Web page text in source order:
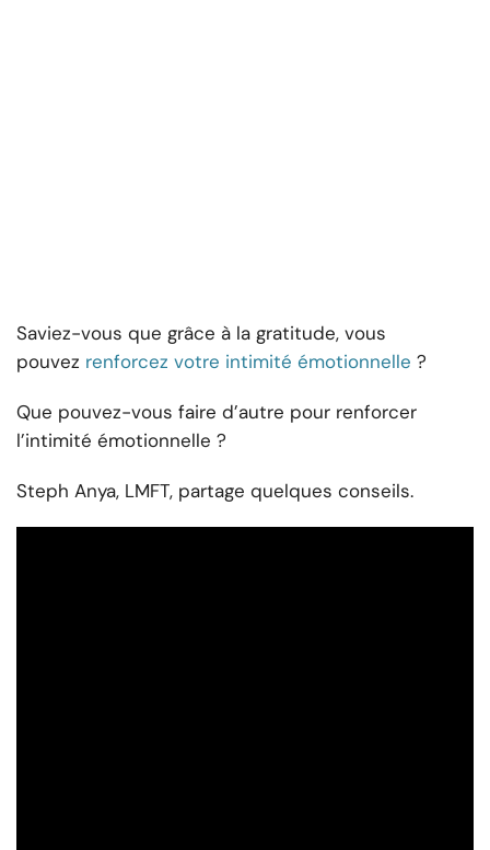
Saviez-vous que grâce à la gratitude, vous
pouvez renforcez votre intimité émotionnelle ?
Que pouvez-vous faire d’autre pour renforcer
l’intimité émotionnelle ?
Steph Anya, LMFT, partage quelques conseils.